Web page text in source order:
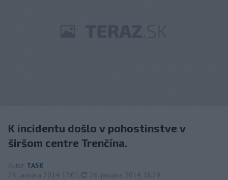
K incidentu došlo v pohostinstve v
širšom centre Trenčína.
Autor TASR
26. januára 2014 17:01
aktualizované
26. januára 2014 18:29